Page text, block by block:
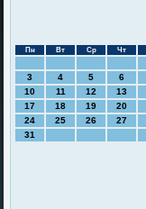
Пн Вт Ср Чт
3
4 5 6
10
11 12 13
17
18 19 20
24
25 26 27
31